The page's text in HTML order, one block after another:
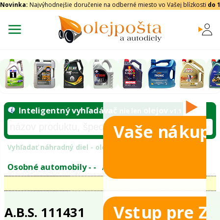
Novinka: Najvýhodnejšie doručenie na odberné miesto vo Vašej blízkosti do
Inteligentný vyhľadávač
Vyhľadať náhradný diel - olejový filter -
Vaše nákupy
Vstup pre